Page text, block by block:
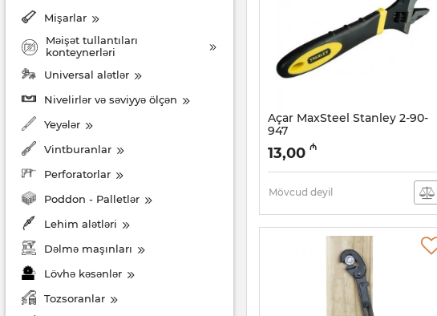
Mişarlar
Məişət tullantıları
konteynerləri
Universal alətlər
Nivelirlər və səviyyə ölçən
Yeyələr
Vintburanlar
Perforatorlar
Poddon - Palletlər
Lehim alətləri
Dəlmə maşınları
Lövhə kəsənlər
Tozsoranlar
Açar MaxSteel Stanley 2-90-
947
Artikul: 017021075
13,00 ₼
Mövcud deyil